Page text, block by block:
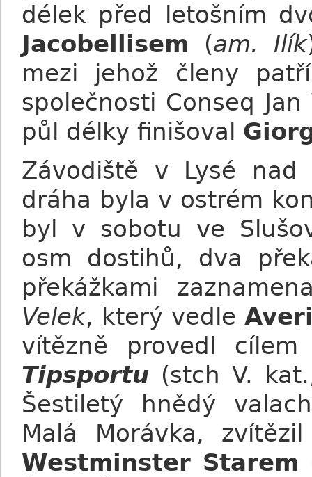
délek před letošním
Jacobellisem (am. Ilík
mezi jehož členy
společnosti Conseq
půl délky finišoval
Závodiště v Lysé
dráha byla v ostrém
byl v sobotu ve
osm dostihů, dva
překážkami
Velek, který vedle
vítězně provedl
Tipsportu (stch V.
Šestiletý hnědý
Malá Morávka,
Westminster Starem